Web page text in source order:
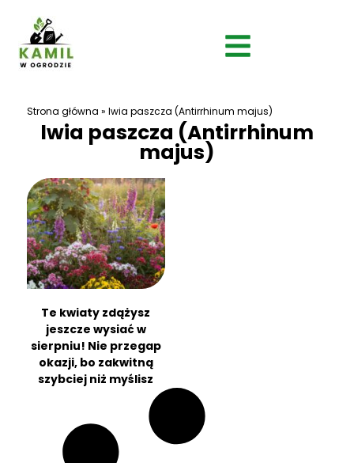
Strona główna » lwia paszcza (Antirrhinum majus)
lwia paszcza (Antirrhinum
majus)
Te kwiaty zdążysz
jeszcze wysiać w
sierpniu! Nie przegap
okazji, bo zakwitną
szybciej niż myślisz